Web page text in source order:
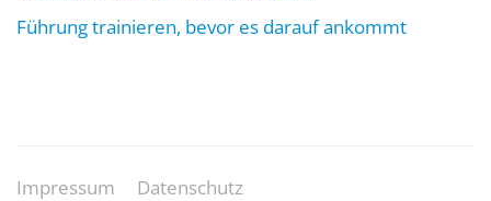
Führung trainieren, bevor es darauf ankommt
Impressum
Datenschutz